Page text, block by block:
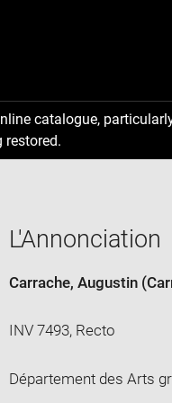
catalogue,
restored.
L'Annonciation
Carrache, Augustin
INV 7493, Recto
Département des Arts